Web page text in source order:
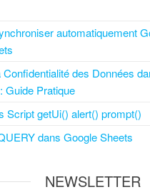
automatiquement
des Données
Guide Pratique
Script getUi() alert() prompt()
dans Google Sheets
NEWSLETTER